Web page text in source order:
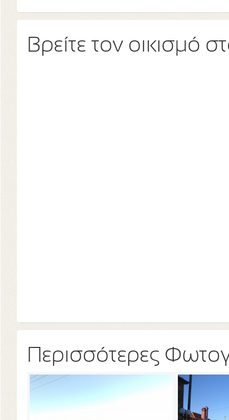
Βρείτε τον οικισμό
Περισσότερες